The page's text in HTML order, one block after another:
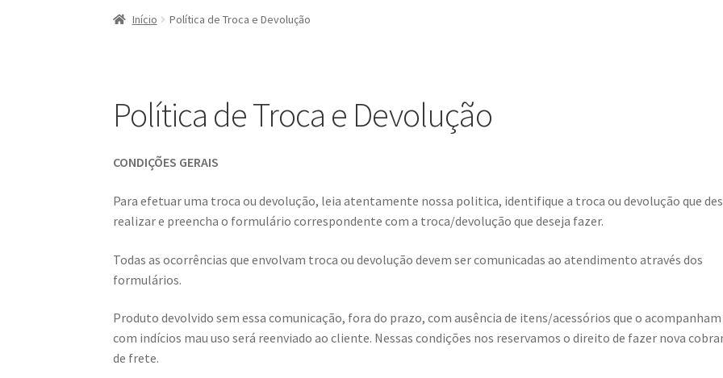
Início Política de Troca e Devolução
Política de Troca e Devolução
CONDIÇÕES GERAIS
Para efetuar uma troca ou devolução, leia atentamente nossa politica, identifique a troca ou devolução que
realizar e preencha o formulário correspondente com a troca/devolução que deseja fazer.
Todas as ocorrências que envolvam troca ou devolução devem ser comunicadas ao atendimento através dos
formulários.
Produto devolvido sem essa comunicação, fora do prazo, com ausência de itens/acessórios que o acompanham
com indícios mau uso será reenviado ao cliente. Nessas condições nos reservamos o direito de fazer nova
de frete.